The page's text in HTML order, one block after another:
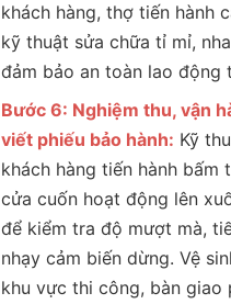
khách hàng, thợ tiến hành
kỹ thuật sửa chữa tỉ mỉ,
đảm bảo an toàn lao động
Bước 6: Nghiệm thu, vận
viết phiếu bảo hành: Kỹ
khách hàng tiến hành bấm
cửa cuốn hoạt động lên
để kiểm tra độ mượt mà,
nhạy cảm biến dừng. Vệ
khu vực thi công, bàn giao